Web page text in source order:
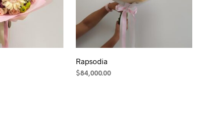
Rapsodia
$84,000.00